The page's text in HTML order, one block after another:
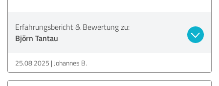
Erfahrungsbericht & Bewertung zu:
Björn Tantau
25.08.2025 Johannes B.